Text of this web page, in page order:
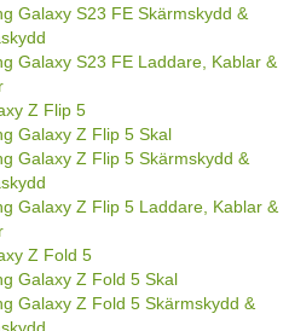
Galaxy S23 FE Skärmskydd &
Galaxy S23 FE Laddare, Kablar &
Z Flip 5
Galaxy Z Flip 5 Skal
Galaxy Z Flip 5 Skärmskydd &
Galaxy Z Flip 5 Laddare, Kablar &
Z Fold 5
Galaxy Z Fold 5 Skal
Galaxy Z Fold 5 Skärmskydd &